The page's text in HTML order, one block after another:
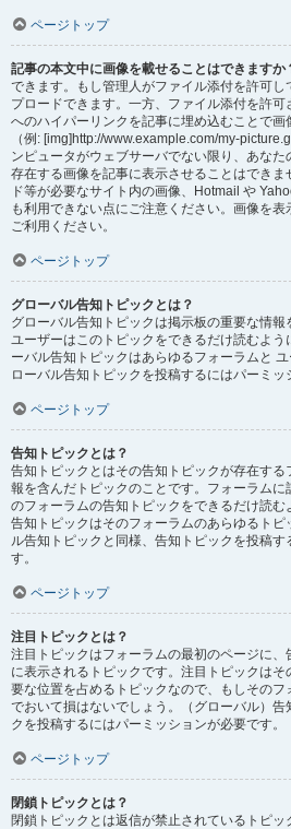
ページトップ
記事の本文中に画像を載せることはできますか
できます。もし管理人がファイル添付を許可し
プロードできます。一方、ファイル添付を許
へのハイパーリンクを記事に埋め込むことで
（例: [img]http://www.example.com/my-
ンピュータがウェブサーバでない限り、あな
存在する画像を記事に表示させることはでき
ド等が必要なサイト内の画像、Hotmail や
も利用できない点にご注意ください。画像を
ご利用ください。
ページトップ
グローバル告知トピックとは？
グローバル告知トピックは掲示板の重要な情
ユーザーはこのトピックをできるだけ読むよう
ーバル告知トピックはあらゆるフォーラムと
ローバル告知トピックを投稿するにはパーミッ
ページトップ
告知トピックとは？
告知トピックとはその告知トピックが存在す
報を含んだトピックのことです。フォーラム
のフォーラムの告知トピックをできるだけ読む
告知トピックはそのフォーラムのあらゆるト
ル告知トピックと同様、告知トピックを投稿
す。
ページトップ
注目トピックとは？
注目トピックはフォーラムの最初のページに
に表示されるトピックです。注目トピックは
要な位置を占めるトピックなので、もしその
でおいて損はないでしょう。（グローバル）告
クを投稿するにはパーミッションが必要です。
ページトップ
閉鎖トピックとは？
閉鎖トピックとは返信が禁止されているトピ